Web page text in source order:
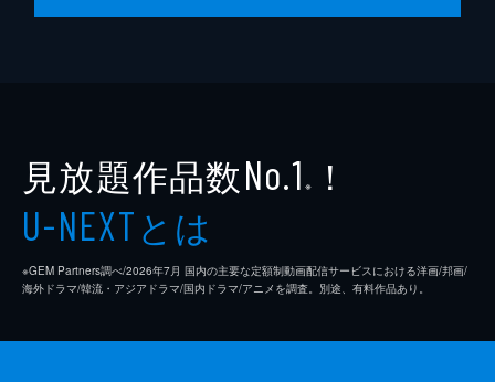
見放題作品数No.1 ※ ！
U-NEXTとは
※GEM Partners調べ/2026年7⽉ 国内の主要な定額制動画配信サービスにおける洋画/邦画/
海外ドラマ/韓流・アジアドラマ/国内ドラマ/アニメを調査。別途、有料作品あり。